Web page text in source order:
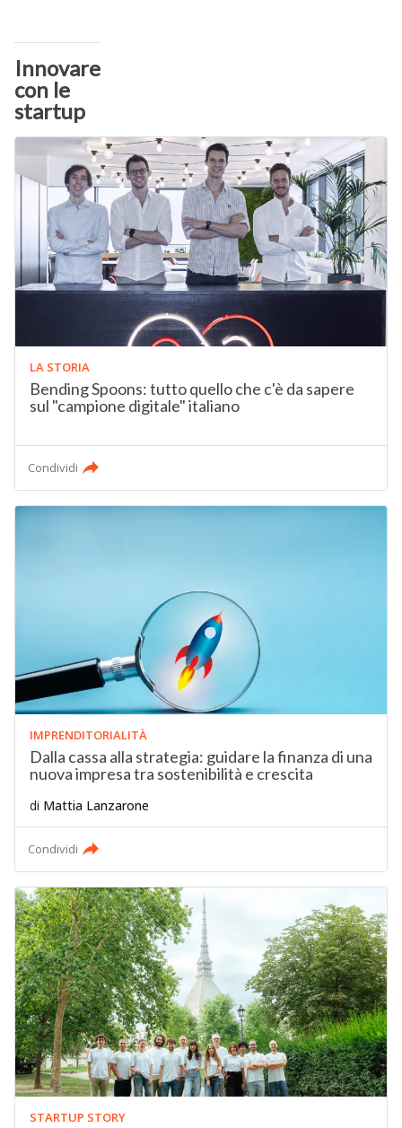
Innovare
con le
startup
LA STORIA
Bending Spoons: tutto quello che c'è da sapere
sul "campione digitale" italiano
Condividi
IMPRENDITORIALITÀ
Dalla cassa alla strategia: guidare la finanza di una
nuova impresa tra sostenibilità e crescita
di Mattia Lanzarone
Condividi
STARTUP STORY